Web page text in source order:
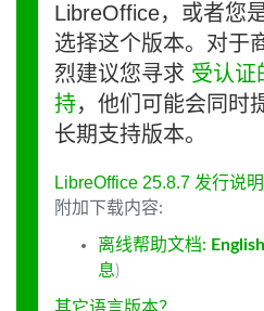
LibreOffice，或者您
选择这个版本。对于
烈建议您寻求 受认证
持，他们可能会同时
长期支持版本。
LibreOffice 25.8.7 发行说明
附加下载内容:
离线帮助文档:
息)